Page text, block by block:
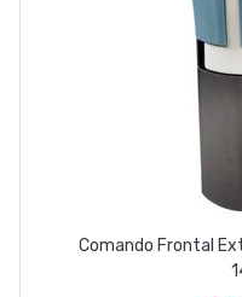
Comando Frontal